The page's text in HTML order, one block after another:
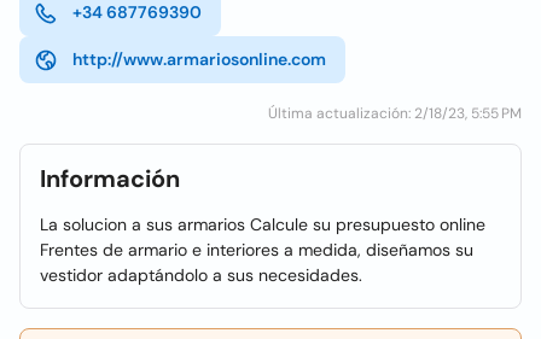
+34 687769390
http://www.armariosonline.com
Última actualización: 2/18/23, 5:55 PM
Información
La solucion a sus armarios Calcule su presupuesto online
Frentes de armario e interiores a medida, diseñamos su
vestidor adaptándolo a sus necesidades.